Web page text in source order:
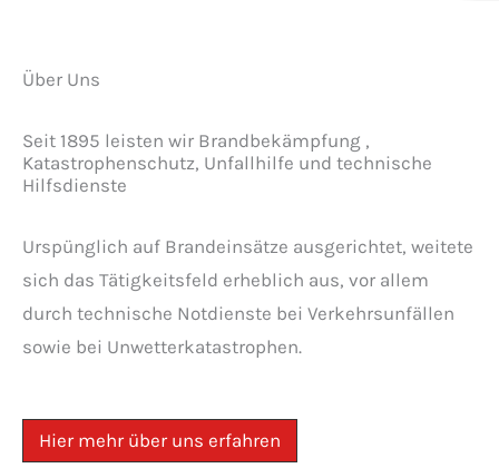
Über Uns
Seit 1895 leisten wir Brandbekämpfung ,
Katastrophenschutz, Unfallhilfe und technische
Hilfsdienste
Urspünglich auf Brandeinsätze ausgerichtet, weitete
sich das Tätigkeitsfeld erheblich aus, vor allem
durch technische Notdienste bei Verkehrsunfällen
sowie bei Unwetterkatastrophen.
Hier mehr über uns erfahren